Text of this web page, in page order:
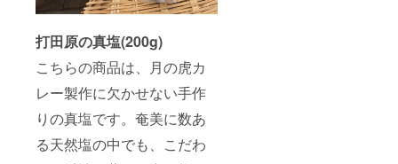
打田原の真塩(200g)
こちらの商品は、月の虎カ
レー製作に欠かせない手作
りの真塩です。奄美に数あ
る天然塩の中でも、こだわ